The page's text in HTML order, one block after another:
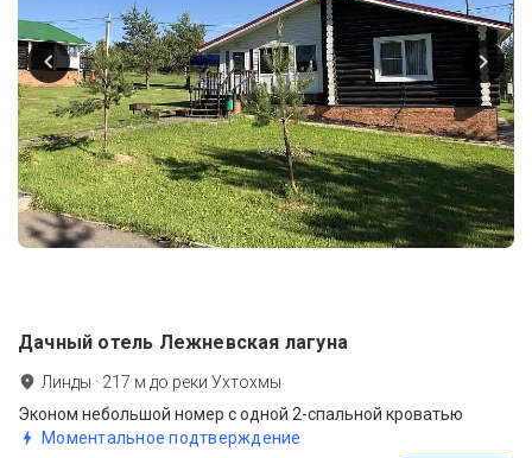
Дачный отель Лежневская лагуна
Линды · 217 м до реки Ухтохмы
Эконом небольшой номер с одной 2-спальной кроватью
Моментальное подтверждение